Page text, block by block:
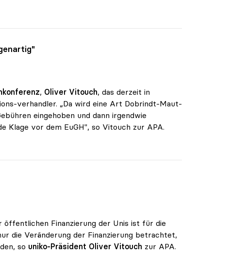
, Oliver Vitouch, das derzeit in
verhandler. „Da wird eine Art Dobrindt-Maut-
eingehoben und dann irgendwie
Klage vor dem EuGH", so Vitouch zur APA.
Finanzierung der Unis ist für die
die Veränderung der Finanzierung betrachtet,
so uniko-Präsident Oliver Vitouch zur APA.